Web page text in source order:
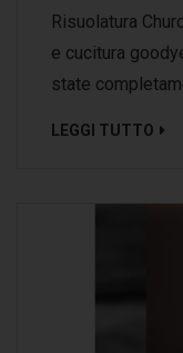
Risuolatura
e cucitura
state
LEGGI TUTTO